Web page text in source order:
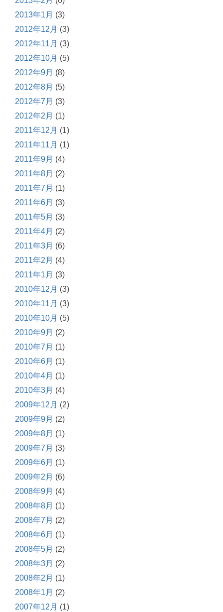
2013年1月 (3)
2012年12月 (3)
2012年11月 (3)
2012年10月 (5)
2012年9月 (8)
2012年8月 (5)
2012年7月 (3)
2012年2月 (1)
2011年12月 (1)
2011年11月 (1)
2011年9月 (4)
2011年8月 (2)
2011年7月 (1)
2011年6月 (3)
2011年5月 (3)
2011年4月 (2)
2011年3月 (6)
2011年2月 (4)
2011年1月 (3)
2010年12月 (3)
2010年11月 (3)
2010年10月 (5)
2010年9月 (2)
2010年7月 (1)
2010年6月 (1)
2010年4月 (1)
2010年3月 (4)
2009年12月 (2)
2009年9月 (2)
2009年8月 (1)
2009年7月 (3)
2009年6月 (1)
2009年2月 (6)
2008年9月 (4)
2008年8月 (1)
2008年7月 (2)
2008年6月 (1)
2008年5月 (2)
2008年3月 (2)
2008年2月 (1)
2008年1月 (2)
2007年12月 (1)